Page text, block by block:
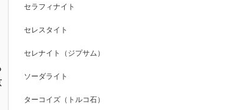
セラフィナイト
セレスタイト
セレナイト（ジプサム）
ソーダライト
ターコイズ（トルコ石）